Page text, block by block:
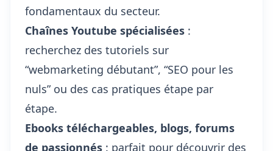
fondamentaux du secteur.
Chaînes Youtube spécialisées :
recherchez des tutoriels sur
“webmarketing débutant”, “SEO pour les
nuls” ou des cas pratiques étape par
étape.
Ebooks téléchargeables, blogs, forums
de passionnés : parfait pour découvrir des